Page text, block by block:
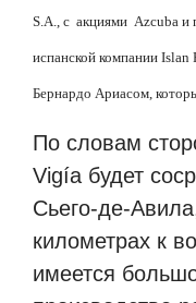
S.A., с акциями Azcuba и
испанской компании Islan
Бернардо Ариасом,
По словам
Vigía будет
Сьего-де-
километрах к
имеется